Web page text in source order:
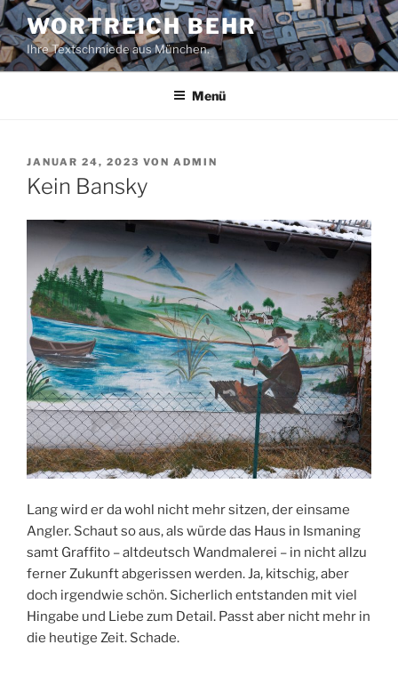
Zum
Inhalt
springen
WORTREICH BEHR
Ihre Textschmiede aus München.
Menü
VERÖFFENTLICHT
AM
JANUAR 24, 2023 VON ADMIN
Kein Bansky
Lang wird er da wohl nicht mehr sitzen, der einsame
Angler. Schaut so aus, als würde das Haus in Ismaning
samt Graffito – altdeutsch Wandmalerei – in nicht allzu
ferner Zukunft abgerissen werden. Ja, kitschig, aber
doch irgendwie schön. Sicherlich entstanden mit viel
Hingabe und Liebe zum Detail. Passt aber nicht mehr in
die heutige Zeit. Schade.